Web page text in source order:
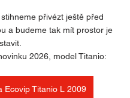
přivézt ještě před
a budeme tak mít prostor je
2026, model Titanio:
Ecovip Titanio L 2009